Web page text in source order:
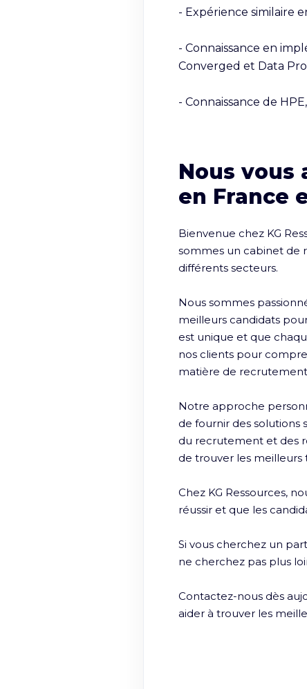
- Expérience similaire
- Connaissance en
Converged et Data
- Connaissance de
Nous vous
en France
Bienvenue chez KG
sommes un cabinet de
différents secteurs.
Nous sommes
meilleurs candidats
est unique et que
nos clients pour
matière de
Notre approche
de fournir des solutions
du recrutement et des
de trouver les meilleurs
Chez KG Ressources,
réussir et que les
Si vous cherchez un
ne cherchez pas plus
Contactez-nous dès
aider à trouver les